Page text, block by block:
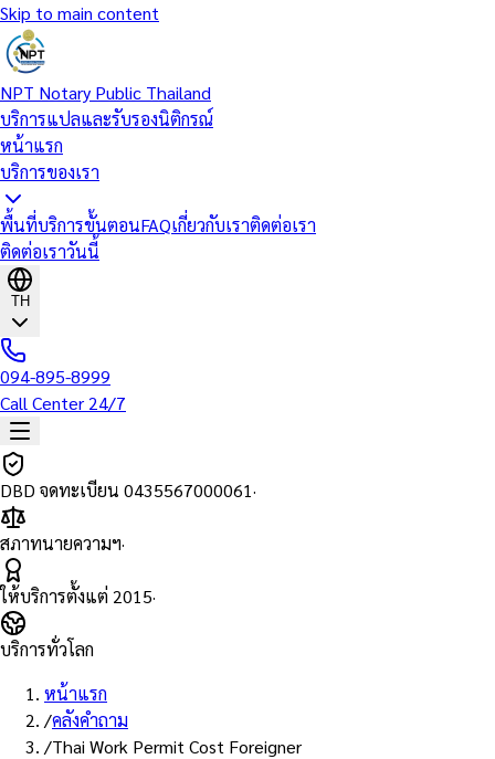
Skip to main content
NPT Notary Public Thailand
บริการแปลและรับรองนิติกรณ์
หน้าแรก
บริการของเรา
พื้นที่บริการขั้นตอนFAQเกี่ยวกับเราติดต่อเรา
ติดต่อเราวันนี้
TH
094-895-8999
Call Center 24/7
DBD จดทะเบียน 0435567000061·
สภาทนายความฯ·
ให้บริการตั้งแต่ 2015·
บริการทั่วโลก
หน้าแรก
/คลังคำถาม
/Thai Work Permit Cost Foreigner